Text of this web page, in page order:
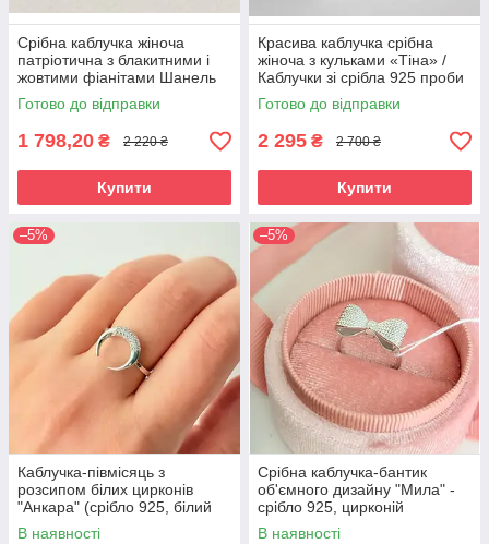
Срібна каблучка жіноча
патріотична з блакитними і
жовтими фіанітами Шанель
Готово до відправки
1 798,20 ₴ 2 220 ₴
Купити
Красива каблучка срібна
жіноча з кульками «Тіна» /
Каблучки зі срібла 925 проби
в подарунок дівчині
Готово до відправки
2 295 ₴ 2 700 ₴
Купити
–5%
Каблучка-півмісяць з
розсипом білих цирконів
"Анкара" (срібло 925, білий
цирконій)
В наявності
–5%
Срібна каблучка-бантик
об'ємного дизайну "Мила" -
срібло 925, цирконій
В наявності